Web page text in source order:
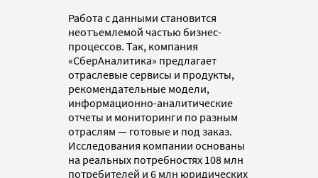
Работа с данными становится
неотъемлемой частью бизнес-
процессов. Так, компания
«СберАналитика» предлагает
отраслевые сервисы и продукты,
рекомендательные модели,
информационно-аналитические
отчеты и мониторинги по разным
отраслям — готовые и под заказ.
Исследования компании основаны
на реальных потребностях 108 млн
потребителей и 6 млн юридических